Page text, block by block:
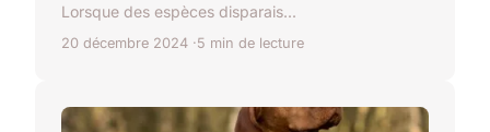
Lorsque des espèces disparais...
20 décembre 2024 5 min de lecture